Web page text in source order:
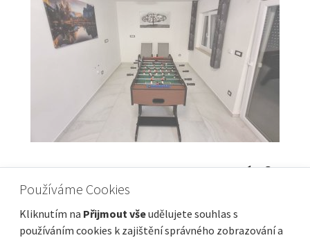
VINODOLSKA DOLINA, BRIBIR - Apartmán 3
ložnice + koupelna 120 m2
Cena436 000 € Vzdálenost od moře
4 000 m
Plocha celkem
120 m² Obec, část obce
Vinodolska Općina
Používáme Cookies
Kliknutím na Přijmout všeudělujete souhlas s
používáním cookies k zajištění správného zobrazování a